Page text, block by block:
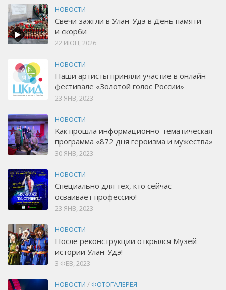
НОВОСТИ
Свечи зажгли в Улан-Удэ в День памяти
и скорби
22 ИЮН, 2026
НОВОСТИ
Наши артисты приняли участие в онлайн-
фестивале «Золотой голос России»
23 ЯНВ, 2023
НОВОСТИ
Как прошла информационно-тематическая
программа «872 дня героизма и мужества»
30 ЯНВ, 2023
НОВОСТИ
Специально для тех, кто сейчас
осваивает профессию!
23 ЯНВ, 2023
НОВОСТИ
После реконструкции открылся Музей
истории Улан-Удэ!
3 ФЕВ, 2023
НОВОСТИ / ФОТОГАЛЕРЕЯ